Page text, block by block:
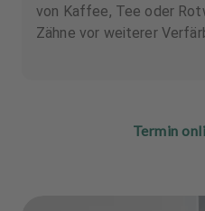
von Kaffee, Tee oder
Zähne vor weiterer
Termin